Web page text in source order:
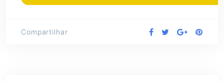
Compartilhar